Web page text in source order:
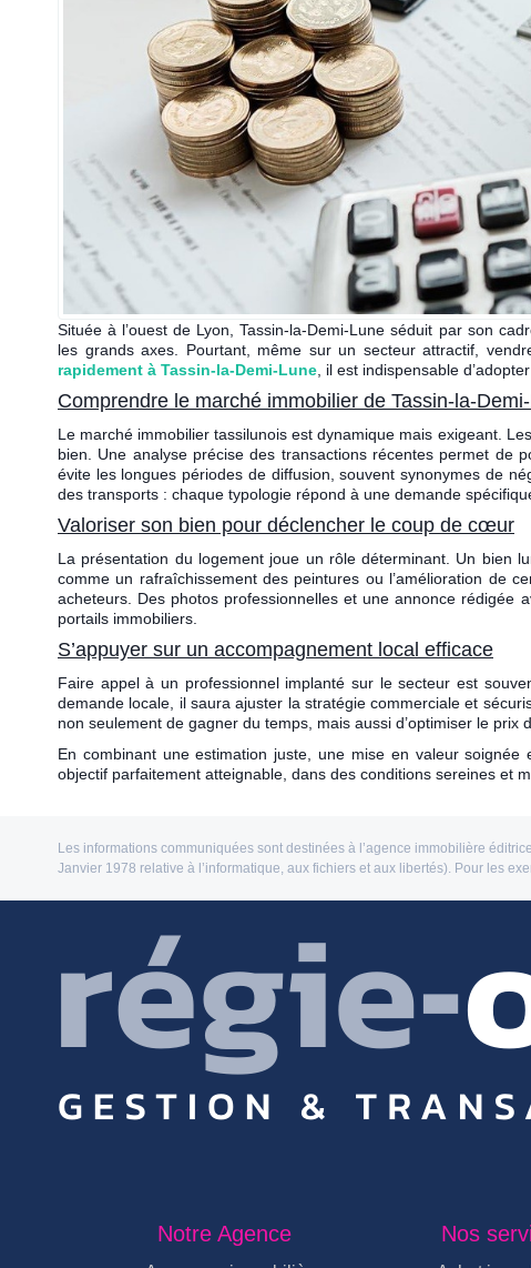
Située à l’ouest de Lyon, Tassin-la-Demi-Lune séduit par son
les grands axes. Pourtant, même sur un secteur attractif,
rapidement à Tassin-la-Demi-Lune , il est indispensable
Comprendre le marché immobilier de Tassin-la-
Le marché immobilier tassilunois est dynamique mais exigeant.
bien. Une analyse précise des transactions récentes permet de
évite les longues périodes de diffusion, souvent synonymes de
des transports : chaque typologie répond à une demande
Valoriser son bien pour déclencher le coup de cœur
La présentation du logement joue un rôle déterminant. Un bien
comme un rafraîchissement des peintures ou l’amélioration de
acheteurs. Des photos professionnelles et une annonce
portails immobiliers.
S’appuyer sur un accompagnement local efficace
Faire appel à un professionnel implanté sur le secteur est
demande locale, il saura ajuster la stratégie commerciale et
non seulement de gagner du temps, mais aussi d’optimiser le prix
En combinant une estimation juste, une mise en valeur
objectif parfaitement atteignable, dans des conditions sereines et
Les informations communiquées sont destinées à l’agence immobilière
Janvier 1978 relative à l’informatique, aux fichiers et aux libertés). Pour les
Notre Agence Nos